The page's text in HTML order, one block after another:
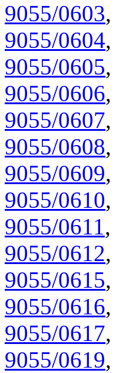
9055/0603,
9055/0604,
9055/0605,
9055/0606,
9055/0607,
9055/0608,
9055/0609,
9055/0610,
9055/0611,
9055/0612,
9055/0615,
9055/0616,
9055/0617,
9055/0619,